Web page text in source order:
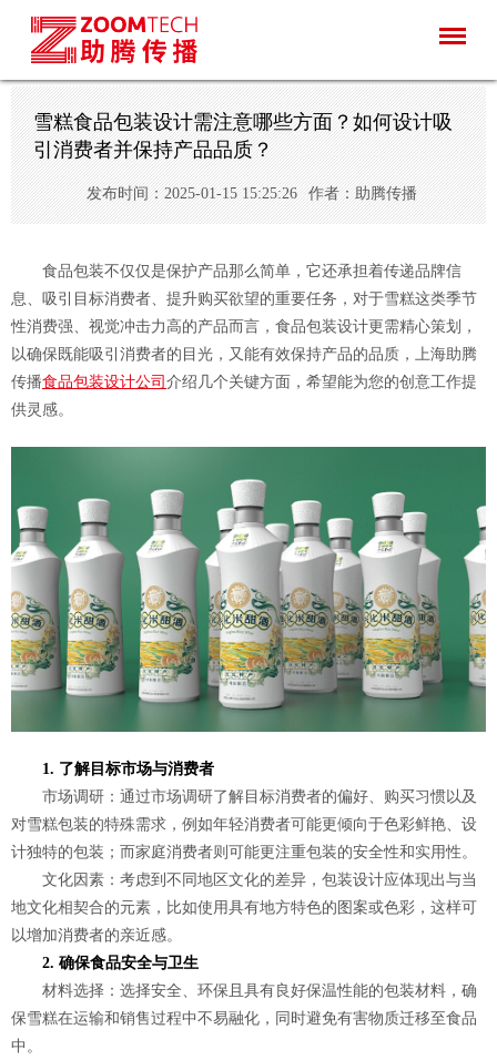
雪糕食品包装设计需注意哪些方面？如何设计吸
引消费者并保持产品品质？
发布时间：2025-01-15 15:25:26 作者：助腾传播
食品包装不仅仅是保护产品那么简单，它还承担着传递品牌信
息、吸引目标消费者、提升购买欲望的重要任务，对于雪糕这类季节
性消费强、视觉冲击力高的产品而言，食品包装设计更需精心策划，
以确保既能吸引消费者的目光，又能有效保持产品的品质，上海助腾
传播食品包装设计公司 介绍几个关键方面，希望能为您的创意工作提
供灵感。
1. 了解目标市场与消费者
市场调研：通过市场调研了解目标消费者的偏好、购买习惯以及
对雪糕包装的特殊需求，例如年轻消费者可能更倾向于色彩鲜艳、设
计独特的包装；而家庭消费者则可能更注重包装的安全性和实用性。
文化因素：考虑到不同地区文化的差异，包装设计应体现出与当
地文化相契合的元素，比如使用具有地方特色的图案或色彩，这样可
以增加消费者的亲近感。
2. 确保食品安全与卫生
材料选择：选择安全、环保且具有良好保温性能的包装材料，确
保雪糕在运输和销售过程中不易融化，同时避免有害物质迁移至食品
中。